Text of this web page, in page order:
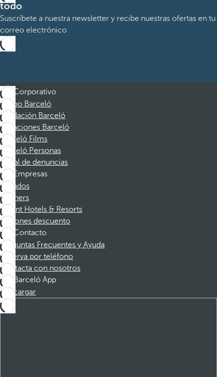
todo
Suscríbete a nuestra newsletter y recibe nuestras ofertas en tu
correo electrónico
Suscribirme
Corporativo
Grupo Barceló
Fundación Barceló
Vacaciones Barceló
Barceló Films
Barceló Personas
Canal de denuncias
Empresas
Afiliados
Partners
Dorint Hotels & Resorts
Cupones descuento
Contacto
Preguntas Frecuentes y Ayuda
Reserva por teléfono
Contacta con nosotros
Barceló App
Descargar